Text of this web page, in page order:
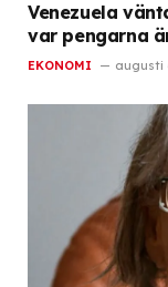
Venezuela
var pengarna
EKONOMI augusti